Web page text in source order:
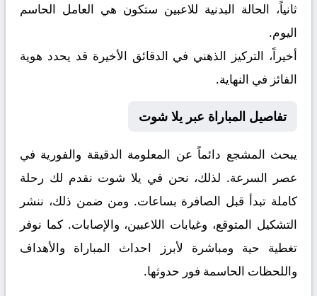
ثانياً، الحالة البدنية للاعبين ستكون هي العامل الحاسم
اليوم.
أخيراً، التركيز الذهني في الدقائق الأخيرة قد يحدد هوية
الفائز في النهاية.
تفاصيل المباراة عبر يلا شوت
يبحث المشجع دائماً عن المعلومة الدقيقة والفورية في
عصر السرعة. لذلك، نحن في يلا شوت نقدم لك رحلة
كاملة تبدأ قبل الصافرة بساعات. ومن ضمن ذلك، ننشر
التشكيل المتوقع، وغيابات اللاعبين، والإصابات. كما نوفر
تغطية حية ومباشرة لأبرز احداث المباراة والأهداف
واللحظات الحاسمة فور حدوثها.